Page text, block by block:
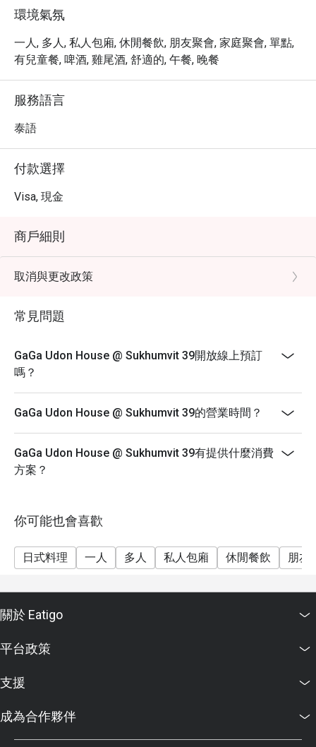
選擇。鄰近 EmQuartier 百貨，逛街後不妨來這裡享用一碗
暖心的烏龍麵。
・立即透過 Eatigo 預訂 GaGa Udon House @ Sukhumvit
39，享受高達 5 折的超值優惠，品嚐美味的烏龍麵，體驗
環境氣氛
一人, 多人, 私人包廂, 休閒餐飲, 朋友聚會, 家庭聚會, 單點,
有兒童餐, 啤酒, 雞尾酒, 舒適的, 午餐, 晚餐
服務語言
泰語
付款選擇
Visa, 現金
商戶細則
取消與更改政策
常見問題
GaGa Udon House @ Sukhumvit 39開放線上預訂
嗎？
GaGa Udon House @ Sukhumvit 39的營業時間？
GaGa Udon House @ Sukhumvit 39有提供什麼消費
方案？
你可能也會喜歡
日式料理 一人 多人 私人包廂 休閒餐飲 朋友
關於 Eatigo
平台政策
支援
成為合作夥伴